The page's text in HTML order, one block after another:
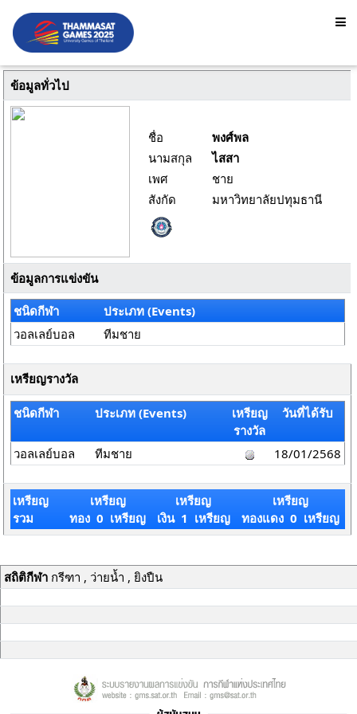
ข้อมูลทั่วไป
ชื่อ
พงศ์พล
นามสกุล
ไสสา
เพศ
ชาย
สังกัด
มหาวิทยาลัยปทุมธานี
ข้อมูลการแข่งขัน
ชนิดกีฬา
ประเภท (Events)
วอลเลย์บอล
ทีมชาย
เหรียญรางวัล
ชนิดกีฬา ประเภท (Events)
เหรียญ
รางวัล
วันที่ได้รับ
วอลเลย์บอล ทีมชาย 18/01/2568
เหรียญ
รวม
เหรียญ
ทอง 0 เหรียญ
เหรียญ
เงิน 1 เหรียญ
เหรียญ
ทองแดง 0 เหรียญ
สถิติกีฬากรีฑา , ว่ายน้ำ , ยิงปืน